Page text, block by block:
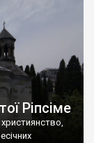
Ріпсіме